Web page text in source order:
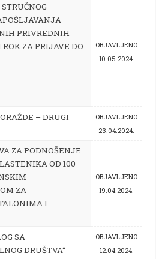
PRIVREDNIH
ZA PRIJAVE DO
OBJAVLJENO
10.05.2024.
– DRUGI
OBJAVLJENO
23.04.2024.
ZA PODNOŠENJE
OD 100
ZA
I
OBJAVLJENO
19.04.2024.
SA
DRUŠTVA“
OBJAVLJENO
12.04.2024.